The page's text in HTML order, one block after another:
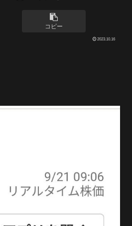
コピー
2023.10.16